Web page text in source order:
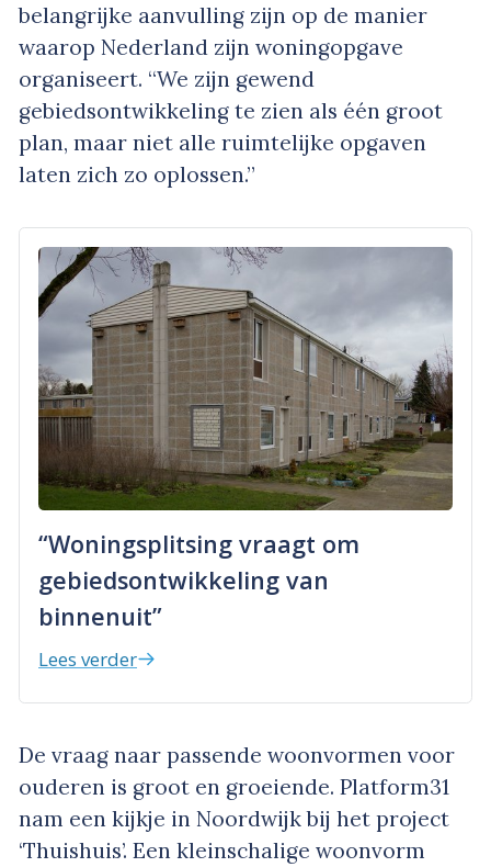
belangrijke aanvulling zijn op de manier
waarop Nederland zijn woningopgave
organiseert. “We zijn gewend
gebiedsontwikkeling te zien als één groot
plan, maar niet alle ruimtelijke opgaven
laten zich zo oplossen.”
“Woningsplitsing vraagt om
gebiedsontwikkeling van
binnenuit”
Lees verder
De vraag naar passende woonvormen voor
ouderen is groot en groeiende. Platform31
nam een kijkje in Noordwijk bij het project
‘Thuishuis’. Een kleinschalige woonvorm